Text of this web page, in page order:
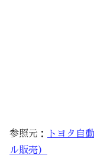
参照元：
トヨタ自
ル販売）